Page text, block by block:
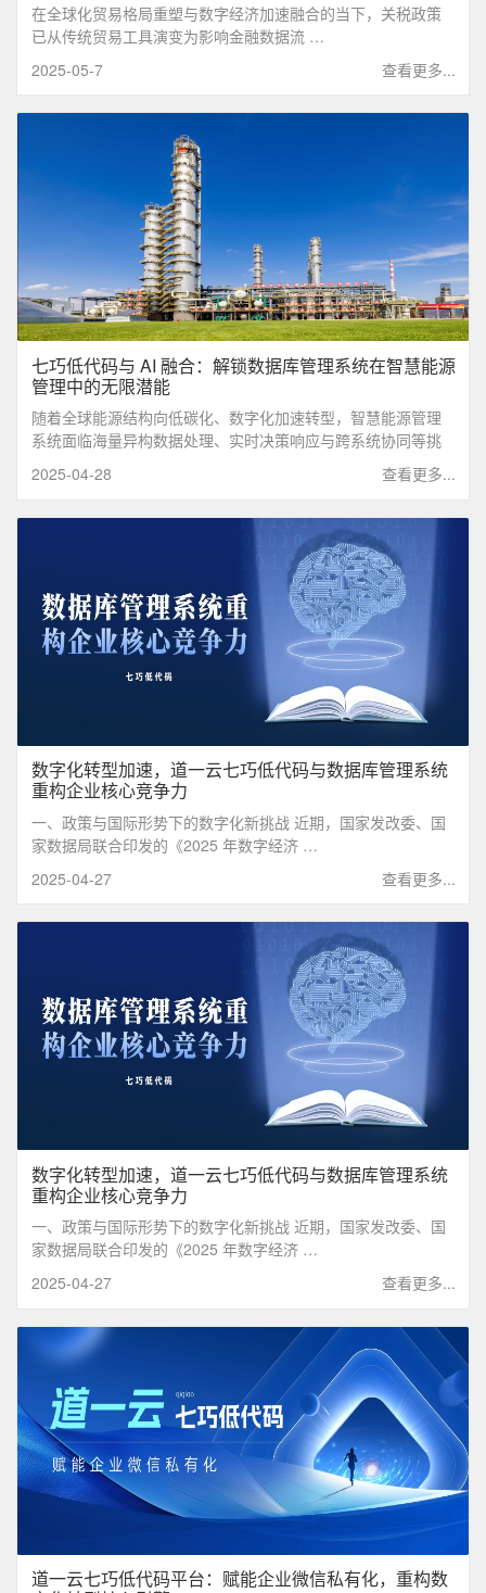
在全球化贸易格局重塑与数字经济加速融合的当下，关税政策
已从传统贸易工具演变为影响金融数据流 …
查看更多...
2025-05-7
七巧低代码与 AI 融合：解锁数据库管理系统在智慧能源
管理中的无限潜能
随着全球能源结构向低碳化、数字化加速转型，智慧能源管理
系统面临海量异构数据处理、实时决策响应与跨系统协同等挑
查看更多...
2025-04-28
数字化转型加速，道一云七巧低代码与数据库管理系统
重构企业核心竞争力
一、政策与国际形势下的数字化新挑战 近期，国家发改委、国
家数据局联合印发的《2025 年数字经济 …
查看更多...
2025-04-27
数字化转型加速，道一云七巧低代码与数据库管理系统
重构企业核心竞争力
一、政策与国际形势下的数字化新挑战 近期，国家发改委、国
家数据局联合印发的《2025 年数字经济 …
查看更多...
2025-04-27
道一云七巧低代码平台：赋能企业微信私有化，重构数